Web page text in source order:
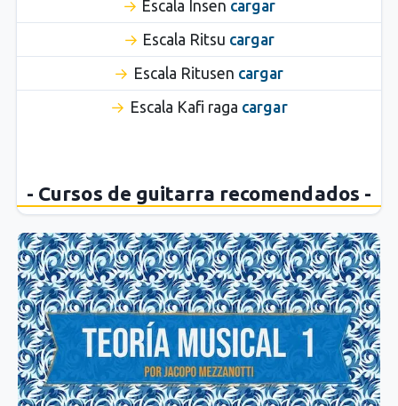
Escala Insen cargar
Escala Ritsu cargar
Escala Ritusen cargar
Escala Kafi raga cargar
- Cursos de guitarra recomendados -